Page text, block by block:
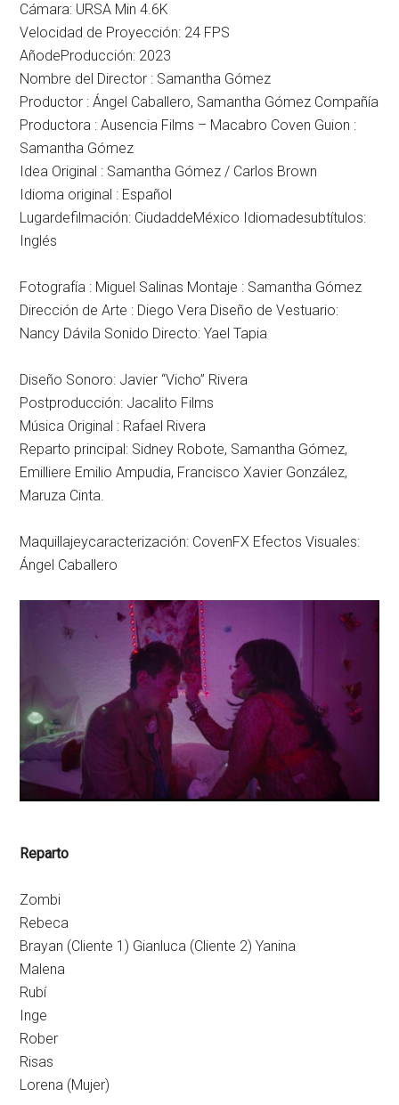
Cámara: URSA Min 4.6K
Velocidad de Proyección: 24 FPS
AñodeProducción: 2023
Nombre del Director : Samantha Gómez
Productor :Ángel Caballero, Samantha Gómez Compañía
Productora : Ausencia Films – Macabro Coven Guion :
Samantha Gómez
Idea Original : Samantha Gómez / Carlos Brown
Idioma original : Español
Lugardefilmación: CiudaddeMéxico Idiomadesubtítulos:
Inglés
Fotografía : Miguel Salinas Montaje : Samantha Gómez
Dirección de Arte : Diego Vera Diseño de Vestuario:
Nancy Dávila Sonido Directo:Yael Tapia
Diseño Sonoro: Javier “Vicho” Rivera
Postproducción: Jacalito Films
Música Original : Rafael Rivera
Reparto principal: Sidney Robote, Samantha Gómez,
Emilliere Emilio Ampudia, Francisco Xavier González,
Maruza Cinta.
Maquillajeycaracterización: CovenFX Efectos Visuales:
Ángel Caballero
Reparto
Zombi
Rebeca
Brayan (Cliente 1) Gianluca (Cliente 2) Yanina
Malena
Rubí
Inge
Rober
Risas
Lorena (Mujer)